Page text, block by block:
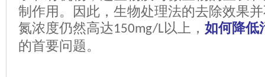
制作用。因此，生物处理法的去除效果
氮浓度仍然高达150mg/L以上 ， 如何降低
的首要问题。